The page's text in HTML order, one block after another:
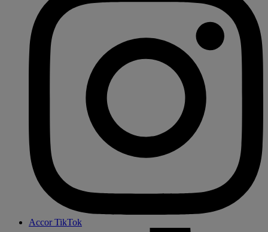
Accor TikTok